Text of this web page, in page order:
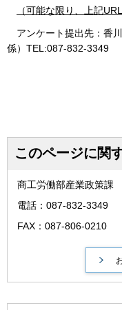
（可能な限り、上記
アンケート提出先：香
係）TEL:087-832-3349
このページに関
商工労働部産業政策課
電話：087-832-3349
FAX：087-806-0210